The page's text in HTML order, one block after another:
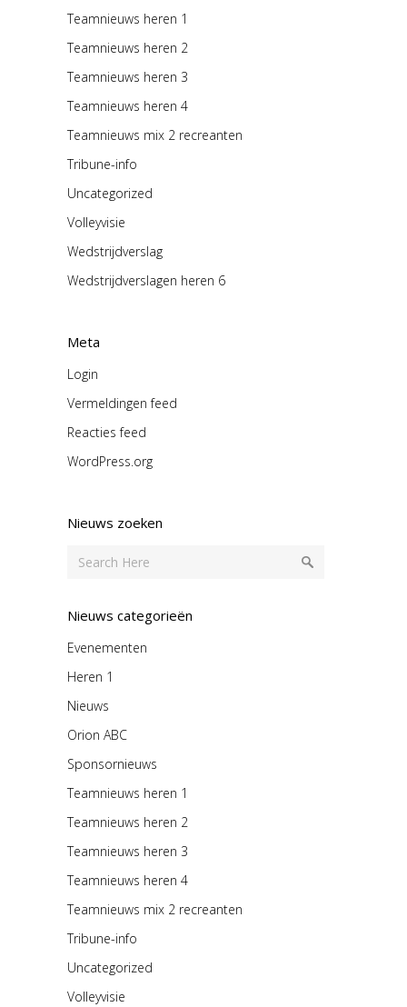
Teamnieuws heren 1
Teamnieuws heren 2
Teamnieuws heren 3
Teamnieuws heren 4
Teamnieuws mix 2 recreanten
Tribune-info
Uncategorized
Volleyvisie
Wedstrijdverslag
Wedstrijdverslagen heren 6
Meta
Login
Vermeldingen feed
Reacties feed
WordPress.org
Nieuws zoeken
Nieuws categorieën
Evenementen
Heren 1
Nieuws
Orion ABC
Sponsornieuws
Teamnieuws heren 1
Teamnieuws heren 2
Teamnieuws heren 3
Teamnieuws heren 4
Teamnieuws mix 2 recreanten
Tribune-info
Uncategorized
Volleyvisie